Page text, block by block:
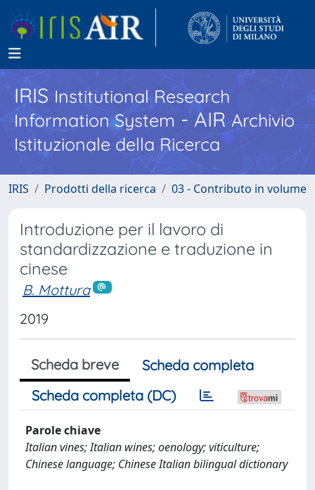
IRISInstitutional Research
Information System - AIR Archivio
Istituzionale della Ricerca
IRIS Prodotti della ricerca 03 - Contributo in volume
Introduzione per il lavoro di
standardizzazione e traduzione in
cinese
B. Mottura
2019
Scheda breve
Scheda completa
Scheda completa (DC)
Parole chiave
Italian vines; Italian wines; oenology; viticulture;
Chinese language; Chinese Italian bilingual dictionary